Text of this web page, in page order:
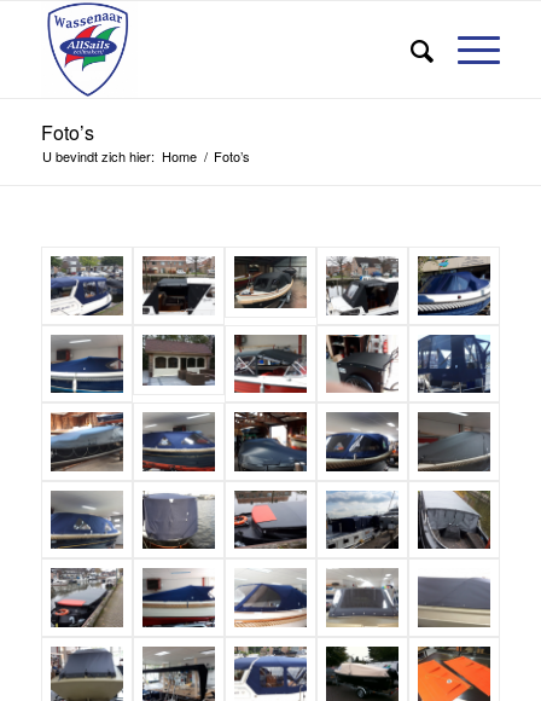
Foto’s
U bevindt zich hier: Home / Foto’s